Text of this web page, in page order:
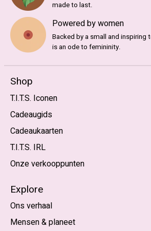
made to last.
Powered by women
Backed by a small and inspiring
is an ode to femininity.
Shop
T.I.T.S. Iconen
Cadeaugids
Cadeaukaarten
T.I.T.S. IRL
Onze verkooppunten
Explore
Ons verhaal
Mensen & planeet